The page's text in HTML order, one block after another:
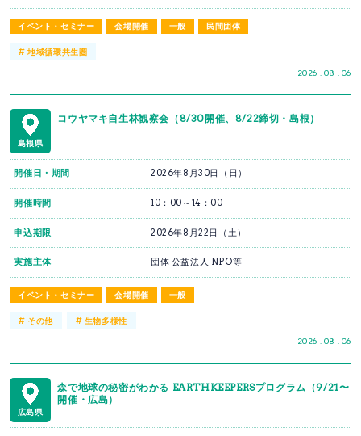
イベント・セミナー 会場開催 一般 民間団体
2026 . 08 . 06
#地域循環共生圏
島根県
コウヤマキ自生林観察会（8/30開催、8/22締切・島根）
イベント・セミナー 会場開催 一般
2026 . 08 . 06
開催日・期間 2026年8月30日（日）
開催時間 10：00～14：00
申込期限 2026年8月22日（土）
実施主体 団体 公益法人 NPO等
#その他 # 生物多様性
広島県
森で地球の秘密がわかる EARTHKEEPERSプログラム（9/21〜
開催・広島）